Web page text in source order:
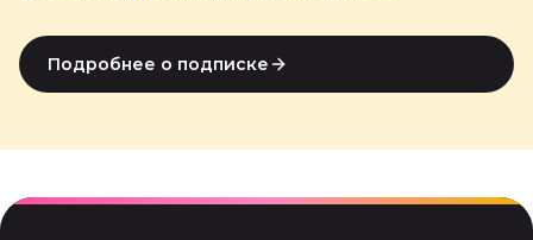
Подробнее о подписке